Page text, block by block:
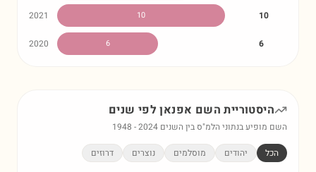
2021 10 10
2020 6 6
היסטוריית השם אפנאןלפי שנים
השם מופיע בנתוני הלמ"ס בין השנים 1948 -2024
הכל יהודים מוסלמים נוצרים דרוזים